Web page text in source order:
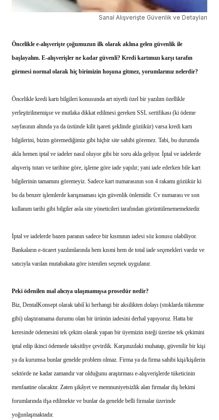
Sanal Alışverişte Güvenlik ve Detayları
Öncelikle e-alışverişte çoğumuzun ilk olarak aklına gelen güvenlik ile
başlayalım. E-alışverişler ne kadar güvenli? Kredi kartımızı karşı tarafın
görmesi normal olarak hiç birimizin hoşuna gitmez, yorumlarınız nelerdir?
Öncelikle kredi kartı bilgileri konusunda art niyetli özel bir yazılım özellikle
yerleştirilmemişse ve mutlaka dikkat edilmesi gereken SSL sertifikası (ki ödeme
sayfasının altında ya da üstünde kilit işareti şeklinde gözükür) varsa kredi kartı
bilgilerini, bizim göremediğimiz gibi hiçbir site sahibi göremez. Tabi, bu durumda
akla hemen iptal ve iadeler nasıl oluyor gibi bir soru akla geliyor. İptal ve iadelerde
alışveriş tutarı ve tarihine göre, işleme göre iade yapılır; yani iade ederken bile kart
bilgilerinin tamamını göremeyiz. Sadece kart numarasının son 4 rakamı gözükür ki
bu da benzer işlemlerde karışmaması için güvenlik önlemidir. Cv numarası ve son
kullanım tarihi gibi bilgiler asla site yöneticileri tarafından görüntülenememektedir.
İptal ve iadelerde bazen paranın sadece bir kısmının iadesi söz konusu olabiliyor.
Bankaların e-ticaret yazılımlarında hem kısmi hem de total iade seçenekleri vardır ve
satıcıyla varılan mutabakata göre istenilen seçenek uygulanır.
Peki ödenilen mal alıcıya ulaşmamışsa prosedür nedir?
Biz, DentalKonsept olarak tabiî ki herhangi bir aksilikten dolayı (stoklarda tükenme
gibi) ulaştıramama durumu olan bir ürünün iadesini derhal yapıyoruz. Hatta bir
keresinde ödemesini tek çekim olarak yapan bir üyemizin isteği üzerine tek çekimini
iptal edip ikinci ödemede taksitliye çevirdik. Karşınızdaki muhatap, güvenilir bir kişi
ya da kurumsa bunlar genelde problem olmaz. Firma ya da firma sahibi kişi/kişilerin
sektörde ne kadar zamandır var olduğunu araştırması e-alışverişlerde tüketicinin
menfaatine olacaktır. Zaten şikâyet ve memnuniyetsizlik alan firmalar diş hekimi
forumlarında ifşa edilmekte ve bunlar da genelde belli firmalar üzerinde
yoğunlaşmaktadır.